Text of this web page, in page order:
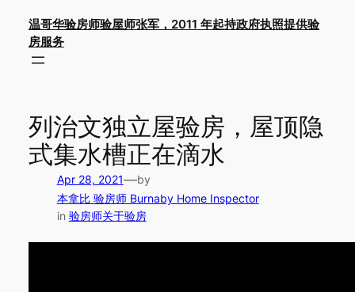
content
温哥华验房师验屋师张军，2011 年起持政府执照提供验
房服务
列治文独立屋验房，屋顶隐
式集水槽正在滴水
Apr 28, 2021—by
本拿比 验房师 Burnaby Home Inspector
in 验房师关于验房